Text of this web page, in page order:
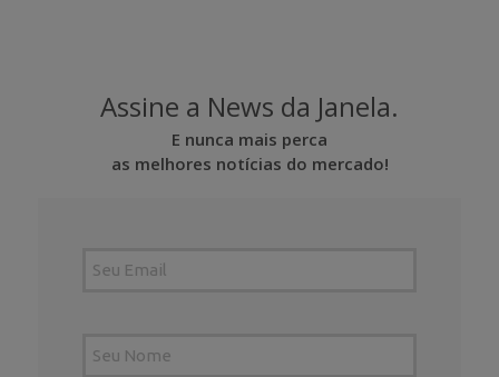
Assine a News da Janela.
E nunca mais perca
as melhores notícias do mercado!